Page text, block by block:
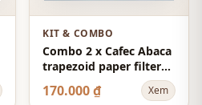
KIT & COMBO
Combo 2 x Cafec Abaca
trapezoid paper filter
100pcs/pack
170.000 ₫ Xem